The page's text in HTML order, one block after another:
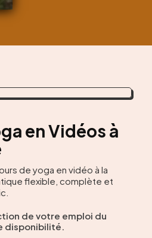
en Vidéos à
de yoga en vidéo à la
flexible, complète et
de votre emploi du
disponibilité.